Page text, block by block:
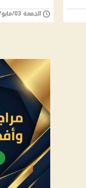
الجمعة 03/مايو/2024 - 11:58 م